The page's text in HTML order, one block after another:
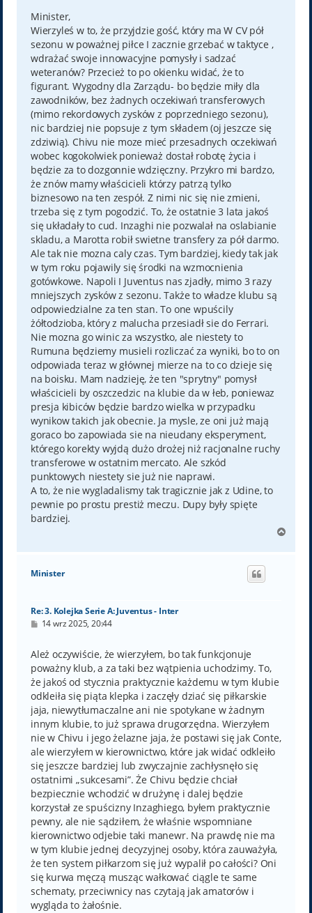
t
Minister,
Wierzyleś w to, że przyjdzie gość, który ma W CV pół
sezonu w poważnej piłce I zacznie grzebać w taktyce ,
wdrażać swoje innowacyjne pomysły i sadzać
weteranów? Przecież to po okienku widać, że to
figurant. Wygodny dla Zarządu- bo będzie miły dla
zawodników, bez żadnych oczekiwań transferowych
(mimo rekordowych zysków z poprzedniego sezonu),
nic bardziej nie popsuje z tym składem (oj jeszcze się
zdziwią). Chivu nie moze mieć przesadnych oczekiwań
wobec kogokolwiek ponieważ dostał robotę życia i
będzie za to dozgonnie wdzięczny. Przykro mi bardzo,
że znów mamy właścicieli którzy patrzą tylko
biznesowo na ten zespół. Z nimi nic się nie zmieni,
trzeba się z tym pogodzić. To, że ostatnie 3 lata jakoś
się układały to cud. Inzaghi nie pozwalał na oslabianie
skladu, a Marotta robił swietne transfery za pół darmo.
Ale tak nie mozna caly czas. Tym bardziej, kiedy tak jak
w tym roku pojawily się środki na wzmocnienia
gotówkowe. Napoli I Juventus nas zjadły, mimo 3 razy
mniejszych zysków z sezonu. Także to władze klubu są
odpowiedzialne za ten stan. To one wpuścily
żółtodzioba, który z malucha przesiadł sie do Ferrari.
Nie mozna go winic za wszystko, ale niestety to
Rumuna będziemy musieli rozliczać za wyniki, bo to on
odpowiada teraz w głównej mierze na to co dzieje się
na boisku. Mam nadzieję, że ten "sprytny" pomysł
właścicieli by oszczedzic na klubie da w łeb, poniewaz
presja kibiców będzie bardzo wielka w przypadku
wynikow takich jak obecnie. Ja mysle, ze oni już mają
goraco bo zapowiada sie na nieudany eksperyment,
którego korekty wyjdą dużo drożej niż racjonalne ruchy
transferowe w ostatnim mercato. Ale szkód
punktowych niestety sie już nie naprawi.
A to, że nie wygladalismy tak tragicznie jak z Udine, to
pewnie po prostu prestiż meczu. Dupy były spięte
bardziej.
g
Minister
Re: 3. Kolejka Serie A: Juventus - Inter
P
t
14 wrz 2025, 20:44
Ależ oczywiście, że wierzyłem, bo tak funkcjonuje
poważny klub, a za taki bez wątpienia uchodzimy. To,
że jakoś od stycznia praktycznie każdemu w tym klubie
odkleiła się piąta klepka i zaczęły dziać się piłkarskie
jaja, niewytłumaczalne ani nie spotykane w żadnym
innym klubie, to już sprawa drugorzędna. Wierzyłem
nie w Chivu i jego żelazne jaja, że postawi się jak Conte,
ale wierzyłem w kierownictwo, które jak widać odkleiło
się jeszcze bardziej lub zwyczajnie zachłysnęło się
ostatnimi „sukcesami”. Że Chivu będzie chciał
bezpiecznie wchodzić w drużynę i dalej będzie
korzystał ze spuścizny Inzaghiego, byłem praktycznie
pewny, ale nie sądziłem, że właśnie wspomniane
kierownictwo odjebie taki manewr. Na prawdę nie ma
w tym klubie jednej decyzyjnej osoby, która zauważyła,
że ten system piłkarzom się już wypalił po całości? Oni
się kurwa męczą musząc wałkować ciągle te same
schematy, przeciwnicy nas czytają jak amatorów i
wygląda to żałośnie.